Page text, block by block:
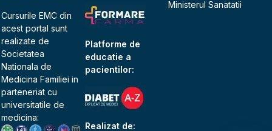
Cursurile EMC din
acest portal sunt
realizate de
Societatea
Nationala de
Medicina Familiei in
parteneriat cu
universitatile de
medicina:
Platforme de
educatie a
pacientilor:
Realizat de:
Ministerul Sanatatii